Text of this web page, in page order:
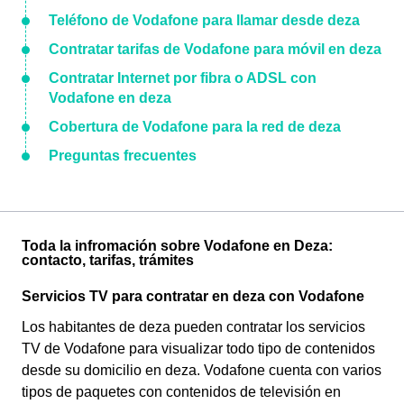
Teléfono de Vodafone para llamar desde deza
Contratar tarifas de Vodafone para móvil en deza
Contratar Internet por fibra o ADSL con
Vodafone en deza
Cobertura de Vodafone para la red de deza
Preguntas frecuentes
Toda la infromación sobre Vodafone en Deza:
contacto, tarifas, trámites
Servicios TV para contratar en deza con Vodafone
Los habitantes de deza pueden contratar los servicios
TV de Vodafone para visualizar todo tipo de contenidos
desde su domicilio en deza. Vodafone cuenta con varios
tipos de paquetes con contenidos de televisión en